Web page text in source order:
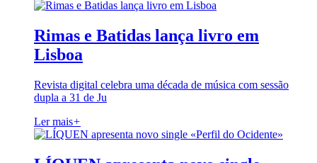
Rimas e Batidas lança livro em
Lisboa
Revista digital celebra uma década de música com sessão
dupla a 31 de Ju
Ler mais+